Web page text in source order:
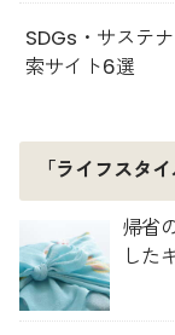
SDGs・サステ
索サイト6選
「ライフスタ
帰省
した